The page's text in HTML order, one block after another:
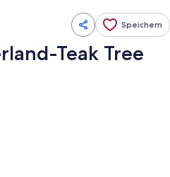
Speichern
Teak Tree